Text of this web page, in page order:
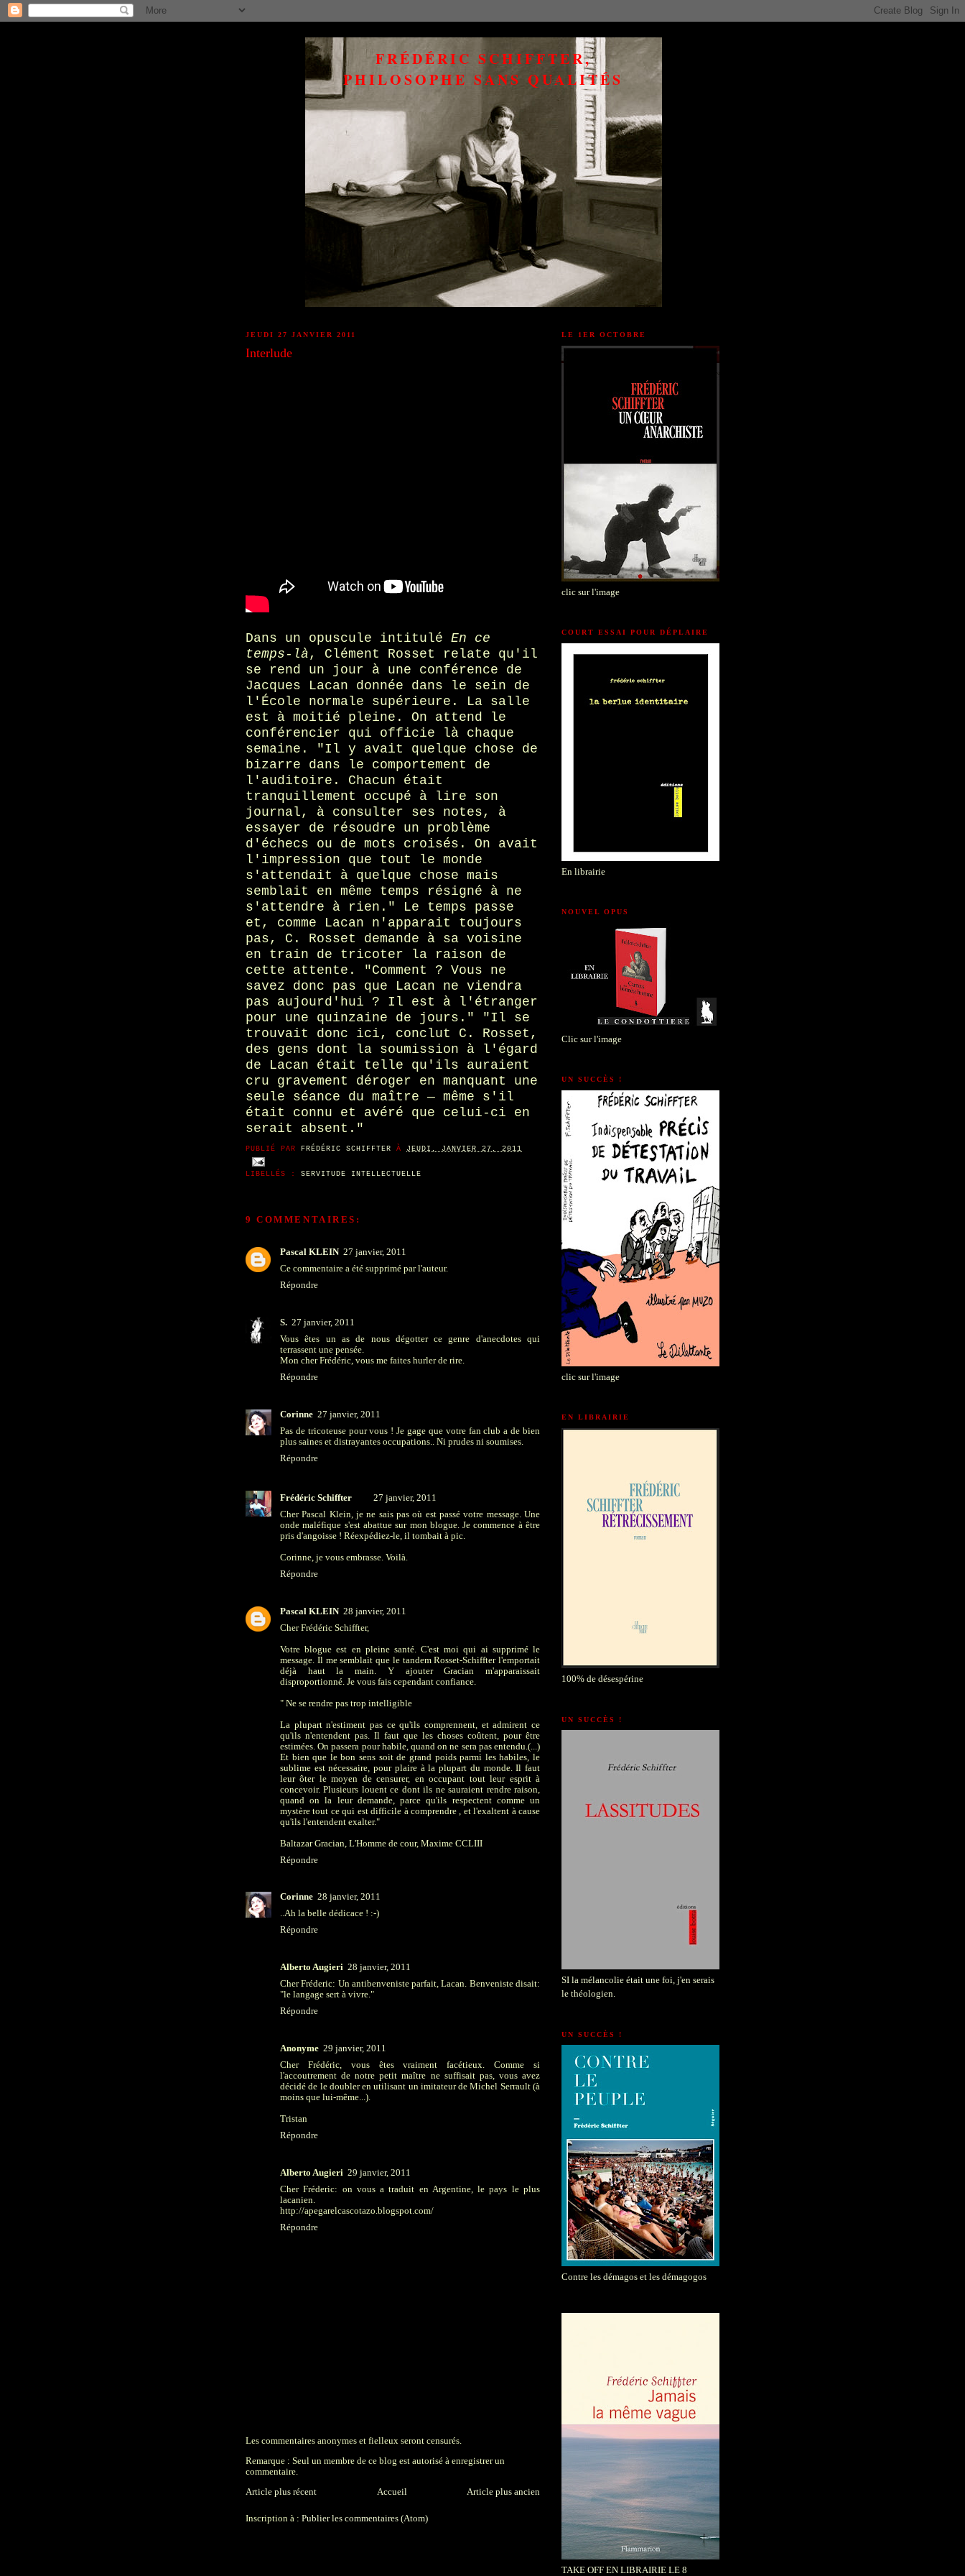
FRÉDÉRIC SCHIFFTER,
PHILOSOPHE SANS QUALITÉS
JEUDI 27 JANVIER 2011
Interlude
Dans un opuscule intitulé En ce
temps-là, Clément Rosset relate qu'il
se rend un jour à une conférence de
Jacques Lacan donnée dans le sein de
l'École normale supérieure. La salle
est à moitié pleine. On attend le
conférencier qui officie là chaque
semaine. "Il y avait quelque chose de
bizarre dans le comportement de
l'auditoire. Chacun était
tranquillement occupé à lire son
journal, à consulter ses notes, à
essayer de résoudre un problème
d'échecs ou de mots croisés. On avait
l'impression que tout le monde
s'attendait à quelque chose mais
semblait en même temps résigné à ne
s'attendre à rien." Le temps passe
et, comme Lacan n'apparait toujours
pas, C. Rosset demande à sa voisine
en train de tricoter la raison de
cette attente. "Comment ? Vous ne
savez donc pas que Lacan ne viendra
pas aujourd'hui ? Il est à l'étranger
pour une quinzaine de jours." "Il se
trouvait donc ici, conclut C. Rosset,
des gens dont la soumission à l'égard
de Lacan était telle qu'ils auraient
cru gravement déroger en manquant une
seule séance du maître — même s'il
était connu et avéré que celui-ci en
serait absent."
PUBLIÉ PAR FRÉDÉRIC SCHIFFTER À JEUDI, JANVIER 27, 2011
LIBELLÉS :SERVITUDE INTELLECTUELLE
9 COMMENTAIRES:
Pascal KLEIN 27 janvier, 2011
Ce commentaire a été supprimé par l'auteur.
Répondre
S. 27 janvier, 2011
Vous êtes un as de nous dégotter ce genre d'anecdotes qui
terrassent une pensée.
Mon cher Frédéric, vous me faites hurler de rire.
Répondre
Corinne 27 janvier, 2011
Pas de tricoteuse pour vous ! Je gage que votre fan club a de bien
plus saines et distrayantes occupations.. Ni prudes ni soumises.
Répondre
Frédéric Schiffter
27 janvier, 2011
Cher Pascal Klein, je ne sais pas où est passé votre message. Une
onde maléfique s'est abattue sur mon blogue. Je commence à être
pris d'angoisse ! Réexpédiez-le, il tombait à pic.
Corinne, je vous embrasse. Voilà.
Répondre
Pascal KLEIN 28 janvier, 2011
Cher Frédéric Schiffter,
Votre blogue est en pleine santé. C'est moi qui ai supprimé le
message. Il me semblait que le tandem Rosset-Schiffter l'emportait
déjà haut la main. Y ajouter Gracian m'apparaissait
disproportionné. Je vous fais cependant confiance.
" Ne se rendre pas trop intelligible
La plupart n'estiment pas ce qu'ils comprennent, et admirent ce
qu'ils n'entendent pas. Il faut que les choses coûtent, pour être
estimées. On passera pour habile, quand on ne sera pas entendu.(...)
Et bien que le bon sens soit de grand poids parmi les habiles, le
sublime est nécessaire, pour plaire à la plupart du monde. Il faut
leur ôter le moyen de censurer, en occupant tout leur esprit à
concevoir. Plusieurs louent ce dont ils ne sauraient rendre raison,
quand on la leur demande, parce qu'ils respectent comme un
mystère tout ce qui est difficile à comprendre , et l'exaltent à cause
qu'ils l'entendent exalter."
Baltazar Gracian, L'Homme de cour, Maxime CCLIII
Répondre
Corinne 28 janvier, 2011
..Ah la belle dédicace ! :-)
Répondre
Alberto Augieri 28 janvier, 2011
Cher Fréderic: Un antibenveniste parfait, Lacan. Benveniste disait:
"le langage sert à vivre."
Répondre
Anonyme 29 janvier, 2011
Cher Frédéric, vous êtes vraiment facétieux. Comme si
l'accoutrement de notre petit maître ne suffisait pas, vous avez
décidé de le doubler en utilisant un imitateur de Michel Serrault (à
moins que lui-même...).
Tristan
Répondre
Alberto Augieri 29 janvier, 2011
Cher Fréderic: on vous a traduit en Argentine, le pays le plus
lacanien.
http://apegarelcascotazo.blogspot.com/
Répondre
Les commentaires anonymes et fielleux seront censurés.
Remarque : Seul un membre de ce blog est autorisé à enregistrer un
commentaire.
Article plus récent
Article plus ancien
Accueil
Inscription à : Publier les commentaires (Atom)
LE 1ER OCTOBRE
clic sur l'image
COURT ESSAI POUR DÉPLAIRE
En librairie
NOUVEL OPUS
Clic sur l'image
UN SUCCÈS !
clic sur l'image
EN LIBRAIRIE
100% de désespérine
UN SUCCÈS !
SI la mélancolie était une foi, j'en serais
le théologien.
UN SUCCÈS !
Contre les démagos et les démagogos
TAKE OFF EN LIBRAIRIE LE 8